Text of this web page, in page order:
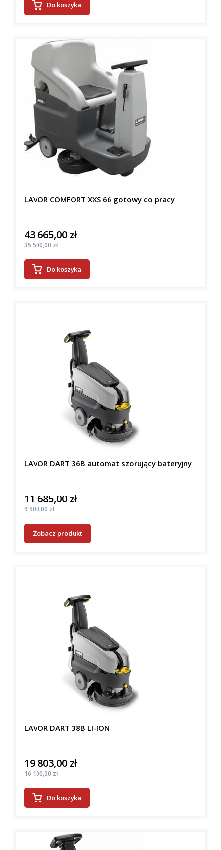
Do koszyka
LAVOR COMFORT XXS 66 gotowy do pracy
Cena
43 665,00 zł
Cena
35 500,00 zł
Do koszyka
LAVOR DART 36B automat szorujący bateryjny
Cena
11 685,00 zł
Cena
9 500,00 zł
Zobacz produkt
LAVOR DART 38B LI-ION
Cena
19 803,00 zł
Cena
16 100,00 zł
Do koszyka